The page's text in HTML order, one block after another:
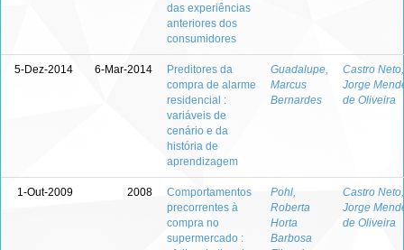
das experiências
anteriores dos
consumidores
5-Dez-2014 6-Mar-2014
Preditores da
compra de alarme
residencial :
variáveis de
cenário e da
história de
aprendizagem
Guadalupe,
Marcus
Bernardes
Castro Neto,
Jorge
de Oliveira
1-Out-2009 2008
Comportamentos
precorrentes à
compra no
supermercado :
Pohl,
Roberta
Horta
Barbosa
Castro Neto,
Jorge
de Oliveira